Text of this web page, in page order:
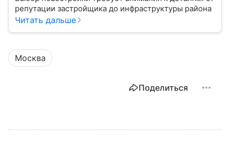
репутации застройщика до инфраструктуры района
Читать дальше
Москва
Поделиться